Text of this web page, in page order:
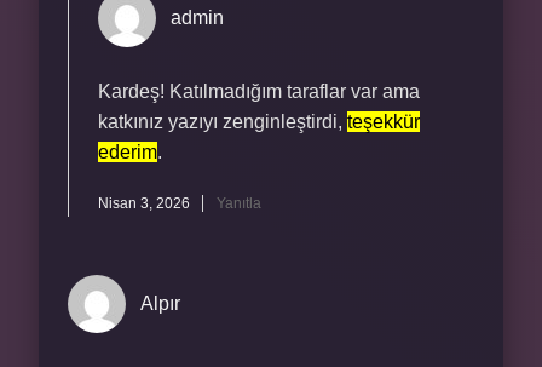
admin
Kardeş! Katılmadığım taraflar var ama
katkınız yazıyı zenginleştirdi, teşekkür
ederim.
Nisan 3, 2026 Yanıtla
Alpır